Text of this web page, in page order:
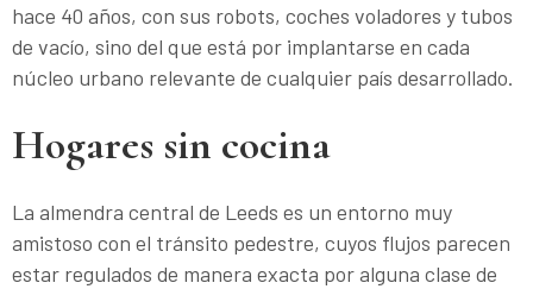
hace 40 años, con sus robots, coches voladores y tubos
de vacío, sino del que está por implantarse en cada
núcleo urbano relevante de cualquier país desarrollado.
Hogares sin cocina
La almendra central de Leeds es un entorno muy
amistoso con el tránsito pedestre, cuyos flujos parecen
estar regulados de manera exacta por alguna clase de